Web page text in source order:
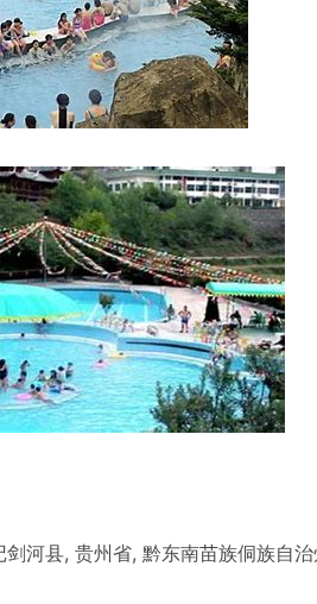
剑河县, 贵州省, 黔东南苗族侗族自治